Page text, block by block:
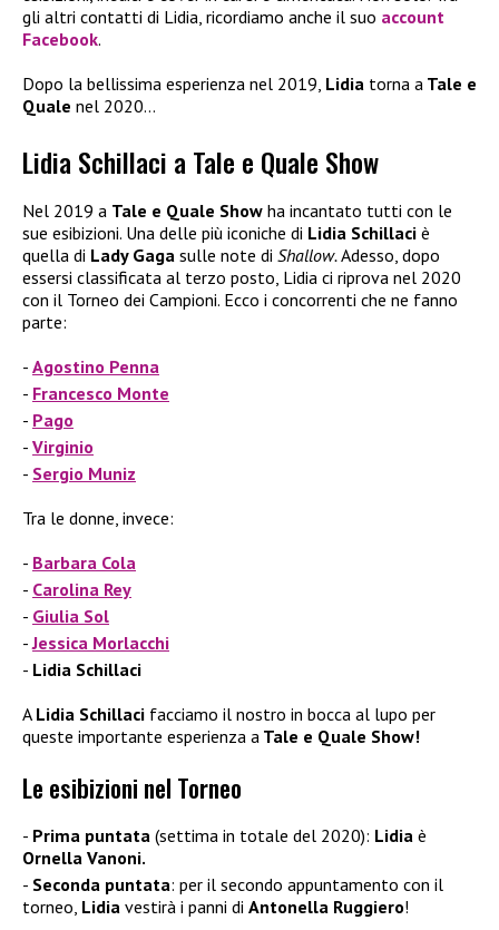
gli altri contatti di Lidia, ricordiamo anche il suo account
Facebook.
Dopo la bellissima esperienza nel 2019, Lidia torna a Tale e
Quale nel 2020…
Lidia Schillaci a Tale e Quale Show
Nel 2019 a Tale e Quale Show ha incantato tutti con le
sue esibizioni. Una delle più iconiche di Lidia Schillaci è
quella di Lady Gaga sulle note di Shallow.Adesso, dopo
essersi classificata al terzo posto, Lidia ci riprova nel 2020
con il Torneo dei Campioni. Ecco i concorrenti che ne fanno
parte:
Agostino Penna
Francesco Monte
Pago
Virginio
Sergio Muniz
Tra le donne, invece:
Barbara Cola
Carolina Rey
Giulia Sol
Jessica Morlacchi
Lidia Schillaci
A Lidia Schillaci facciamo il nostro in bocca al lupo per
queste importante esperienza a Tale e Quale Show!
Le esibizioni nel Torneo
Prima puntata (settima in totale del 2020): Lidia è
Ornella Vanoni.
Seconda puntata: per il secondo appuntamento con il
torneo, Lidia vestirà i panni di Antonella Ruggiero!